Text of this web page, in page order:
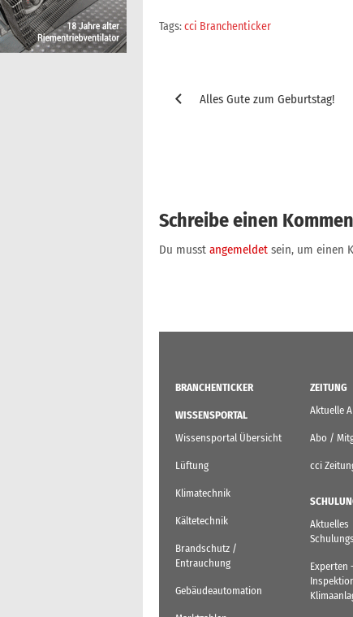
Tags:cci Branchenticker
Alles Gute zum Geburtstag!
Schreibe einen
Du musst angemeldet sein, um einen
BRANCHENTICKER
WISSENSPORTAL
Wissensportal Übersicht
Lüftung
Klimatechnik
Kältetechnik
Brandschutz /
Entrauchung
Gebäudeautomation
ZEITUNG
Aktuelle
Abo /
cci
Aktuelles
Experten